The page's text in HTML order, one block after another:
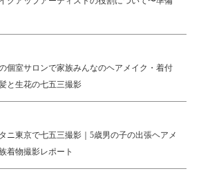
個室サロンで家族みんなのヘアメイク・着付
と生花の七五三撮影
ニ東京で七五三撮影｜5歳男の子の出張ヘアメ
着物撮影レポート